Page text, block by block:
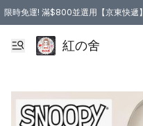
限時免運! 滿$800並選用【京東快遞】
紅の舍